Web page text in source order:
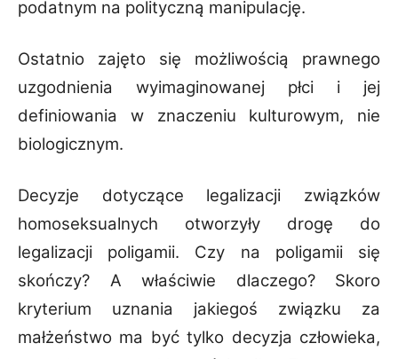
podatnym na polityczną manipulację.
Ostatnio zajęto się możliwością prawnego
uzgodnienia wyimaginowanej płci i jej
definiowania w znaczeniu kulturowym, nie
biologicznym.
Decyzje dotyczące legalizacji związków
homoseksualnych otworzyły drogę do
legalizacji poligamii. Czy na poligamii się
skończy? A właściwie dlaczego? Skoro
kryterium uznania jakiegoś związku za
małżeństwo ma być tylko decyzja człowieka,